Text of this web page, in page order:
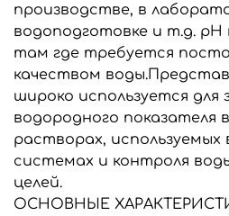
производстве, в
водоподготовке и т.д.
там где требуется
качеством
широко используется для
водородного показателя
растворах, используемых
системах и контроля
целей.
ОСНОВНЫЕ